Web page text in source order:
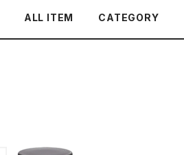
ALL ITEM CATEGORY